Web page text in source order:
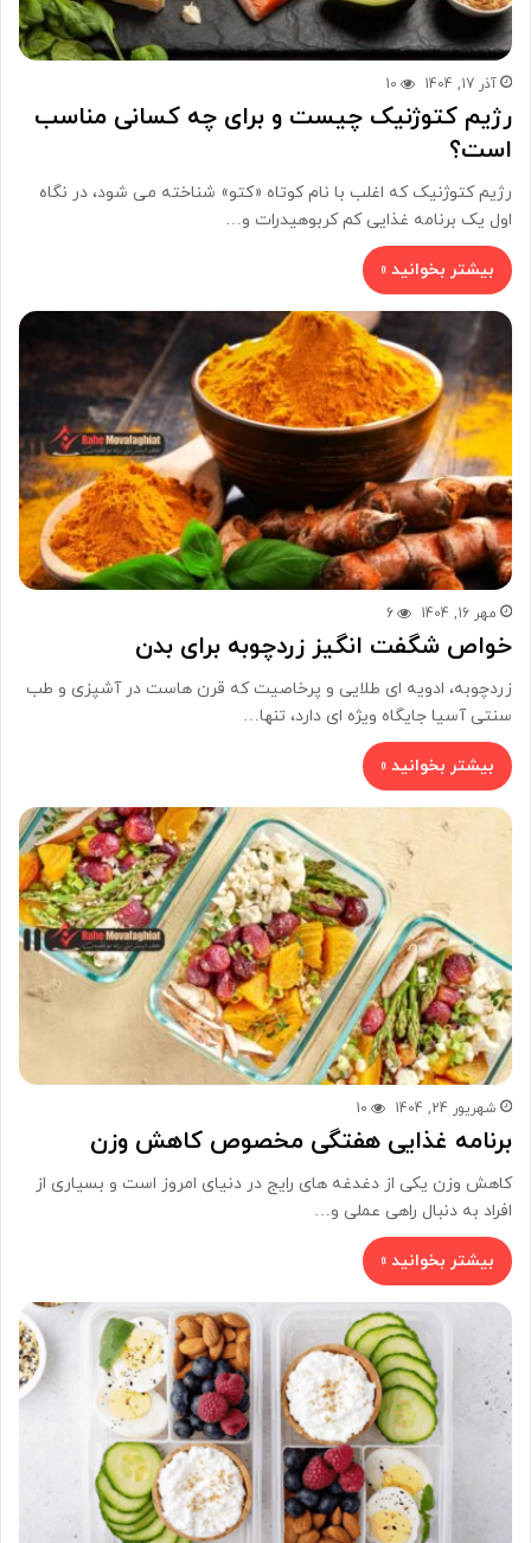
آذر 17, 1404 10
رژیم کتوژنیک چیست و برای چه کسانی مناسب
است؟
رژیم کتوژنیک که اغلب با نام کوتاه «کتو» شناخته می شود، در نگاه
اول یک برنامه غذایی کم کربوهیدرات و…
بیشتر بخوانید »
مهر 16, 1404 6
خواص شگفت انگیز زردچوبه برای بدن
زردچوبه، ادویه ای طلایی و پرخاصیت که قرن هاست در آشپزی و طب
سنتی آسیا جایگاه ویژه ای دارد، تنها…
بیشتر بخوانید »
شهریور 24, 1404 10
برنامه غذایی هفتگی مخصوص کاهش وزن
کاهش وزن یکی از دغدغه های رایج در دنیای امروز است و بسیاری از
افراد به دنبال راهی عملی و…
بیشتر بخوانید »